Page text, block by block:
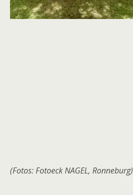
(Fotos: Fotoeck NAGEL, Ronneburg)